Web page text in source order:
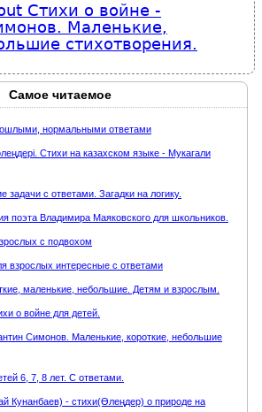
Стихи о войне -
Маленькие,
стихотворения.
Самое читаемое
нормальными ответами
Стихи на казахском языке - Мукагали
задачи с ответами. Загадки на логику.
поэта Владимира Маяковского для школьников.
с подвохом
взрослых интересные с ответами
маленькие, небольшие. Детям и взрослым.
о войне для детей.
Симонов. Маленькие, короткие, небольшие
6, 7, 8 лет. С ответами.
Кунанбаев) - стихи(Өлеңдер) о природе на